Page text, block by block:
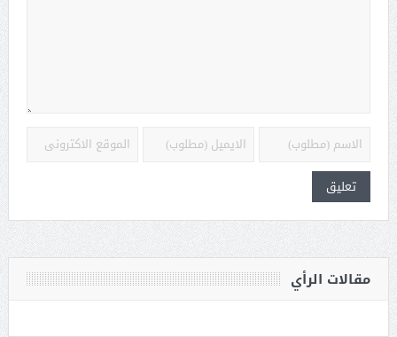
مقالات الرأي